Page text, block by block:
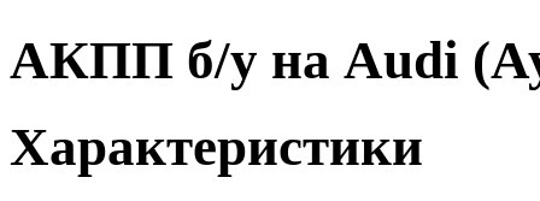
АКПП б/у на Audi
Характеристики